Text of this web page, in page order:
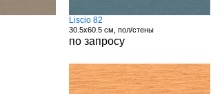
Liscio 82
30.5x60.5 см, пол/стены
по запросу